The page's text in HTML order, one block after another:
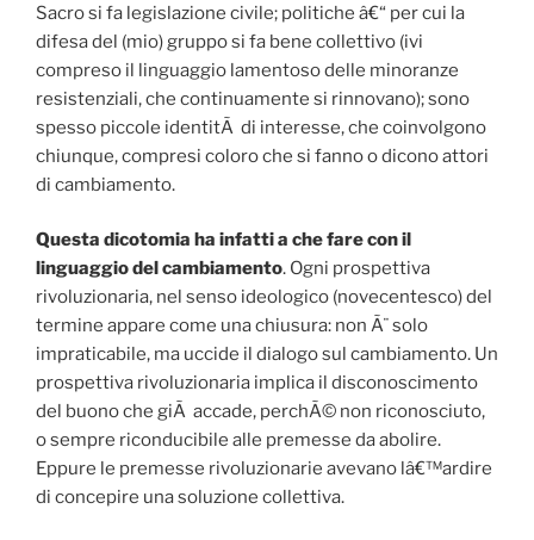
Sacro si fa legislazione civile; politiche â€“ per cui la
difesa del (mio) gruppo si fa bene collettivo (ivi
compreso il linguaggio lamentoso delle minoranze
resistenziali, che continuamente si rinnovano); sono
spesso piccole identitÃ di interesse, che coinvolgono
chiunque, compresi coloro che si fanno o dicono attori
di cambiamento.
Questa dicotomia ha infatti a che fare con il
linguaggio del cambiamento. Ogni prospettiva
rivoluzionaria, nel senso ideologico (novecentesco) del
termine appare come una chiusura: non Ã¨ solo
impraticabile, ma uccide il dialogo sul cambiamento. Un
prospettiva rivoluzionaria implica il disconoscimento
del buono che giÃ accade, perchÃ© non riconosciuto,
o sempre riconducibile alle premesse da abolire.
Eppure le premesse rivoluzionarie avevano lâ€™ardire
di concepire una soluzione collettiva.